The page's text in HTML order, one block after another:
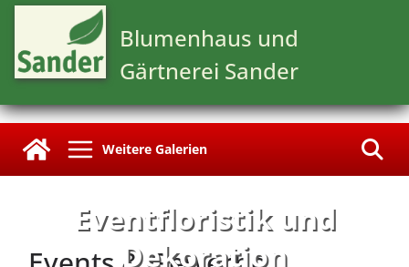
Zum
springen
Blumenhaus und
Gärtnerei Sander
Eventfloristik und
Dekoration